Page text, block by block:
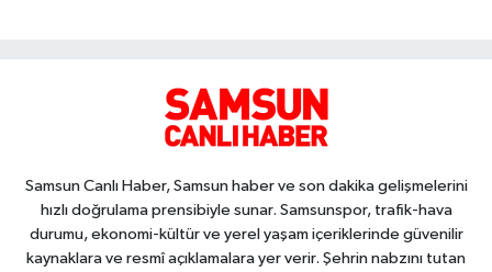
Samsun Canlı Haber, Samsun haber ve son dakika gelişmelerini
hızlı doğrulama prensibiyle sunar. Samsunspor, trafik-hava
durumu, ekonomi-kültür ve yerel yaşam içeriklerinde güvenilir
kaynaklara ve resmî açıklamalara yer verir. Şehrin nabzını tutan